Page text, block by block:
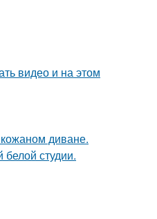
видео и на этом
диване.
студии.